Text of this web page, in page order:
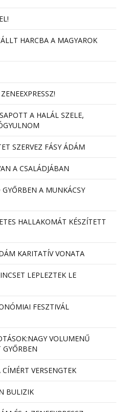
HARCBA A MAGYAROK
A HALÁL SZELE,
SZERVEZ FÁSY ÁDÁM
A CSALÁDJÁBAN
A MUNKÁCSY
HALLAKOMÁT KÉSZÍTETT
KARITATÍV VONATA
LEPLEZTEK LE
FESZTIVÁL
VOLUMENŰ
VERSENGTEK
BULIZIK